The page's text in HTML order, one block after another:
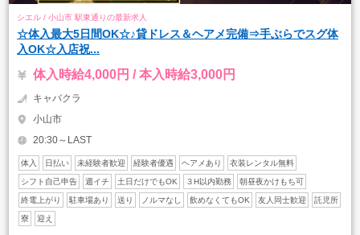
シエル / 小山市 駅東通りの最新求人
☆体入最大5日間OK☆♪貸ドレス＆ヘアメ完備⇒手ぶらでスグ体
入OK☆入店祝...
体入時給4,000円 / 本入時給3,000円
キャバクラ
小山市
20:30～LAST
体入 日払い 未経験者歓迎 経験者優遇 ヘアメあり 衣装レンタル無料
シフト自己申告 週イチ 土日だけでもOK ３H以内勤務 朝昼夜かけもち可
終電上がり 駐車場あり 送り ノルマなし 飲めなくてもOK 友人同士歓迎 託児所
寮 迎え